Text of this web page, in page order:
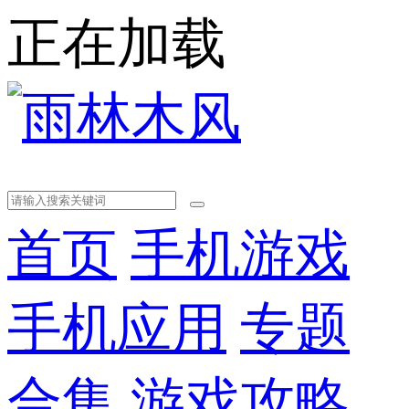
正在加载
首页 手机游戏
手机应用 专题